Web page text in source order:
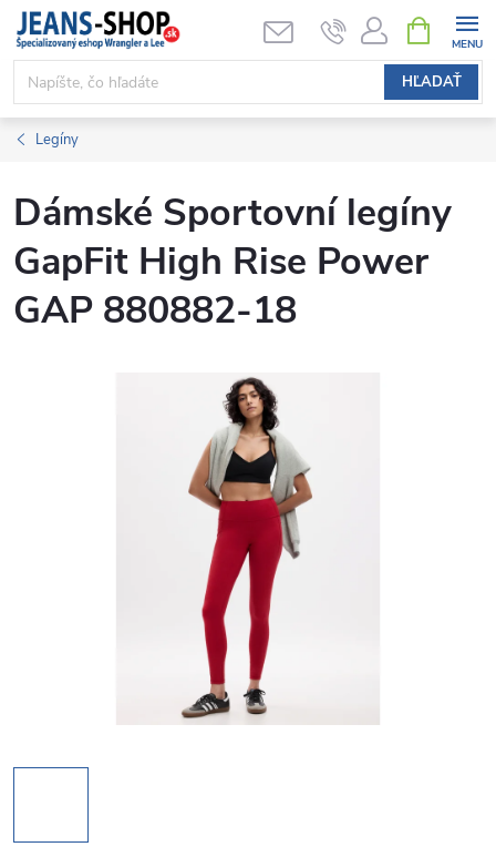
Prejsť
obsah
HĽADAŤ
KOŠÍK
Legíny
Dámské Sportovní legíny
GapFit High Rise Power
GAP 880882-18